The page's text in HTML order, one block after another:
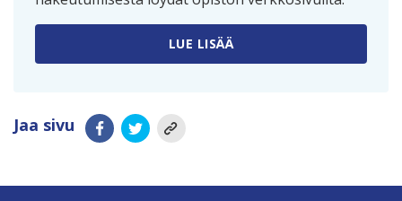
LUE LISÄÄ
Jaa sivu